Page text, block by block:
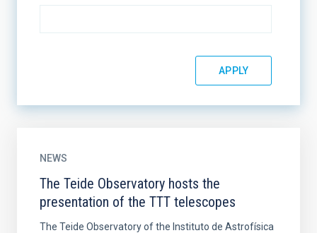
NEWS
The Teide Observatory hosts the
presentation of the TTT telescopes
The Teide Observatory of the Instituto de Astrofísica